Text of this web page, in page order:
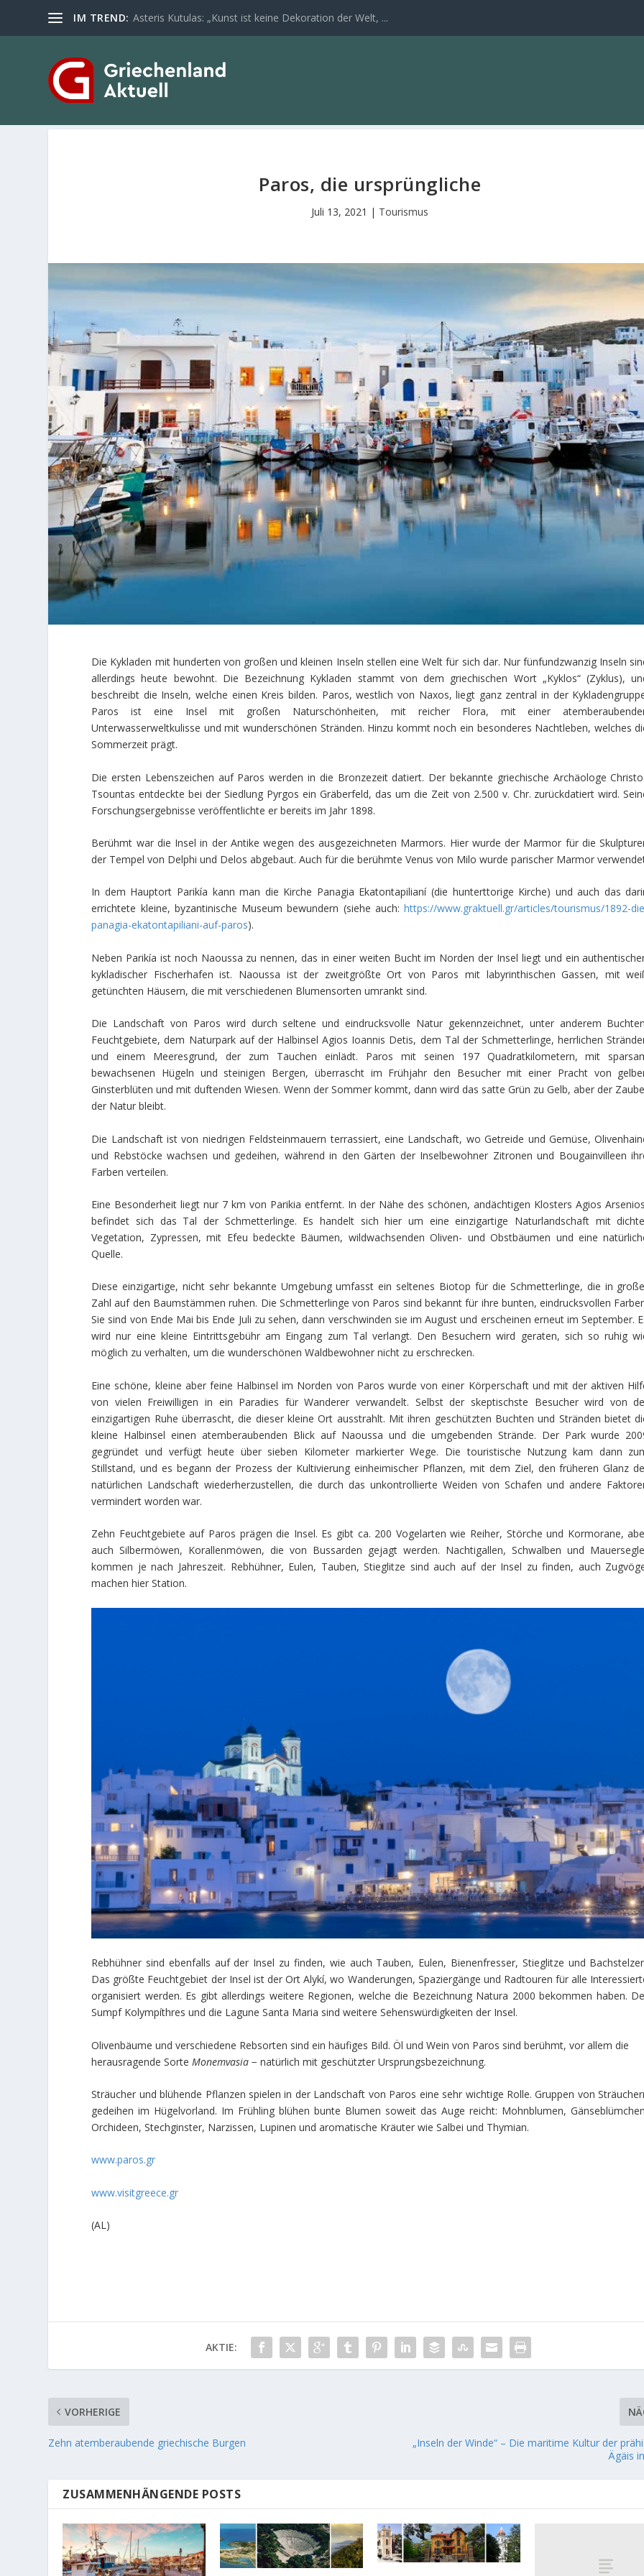
IM TREND: Asteris Kutulas: „Kunst ist keine Dekoration der Welt, ...
Paros, die ursprüngliche
Juli 13, 2021 | Tourismus
Die Kykladen mit hunderten von großen und kleinen Inseln stellen eine Welt für sich dar. Nur fünfundzwanzig Inseln
allerdings heute bewohnt. Die Bezeichnung Kykladen stammt von dem griechischen Wort „Kyklos“ (Zyklus),
beschreibt die Inseln, welche einen Kreis bilden. Paros, westlich von Naxos, liegt ganz zentral in der
Paros ist eine Insel mit großen Naturschönheiten, mit reicher Flora, mit einer
Unterwasserweltkulisse und mit wunderschönen Stränden. Hinzu kommt noch ein besonderes Nachtleben, welches
Sommerzeit prägt.
Die ersten Lebenszeichen auf Paros werden in die Bronzezeit datiert. Der bekannte griechische Archäologe
Tsountas entdeckte bei der Siedlung Pyrgos ein Gräberfeld, das um die Zeit von 2.500 v. Chr. zurückdatiert wird.
Forschungsergebnisse veröffentlichte er bereits im Jahr 1898.
Berühmt war die Insel in der Antike wegen des ausgezeichneten Marmors. Hier wurde der Marmor für die
der Tempel von Delphi und Delos abgebaut. Auch für die berühmte Venus von Milo wurde parischer Marmor
In dem Hauptort Parikía kann man die Kirche Panagia Ekatontapilianí (die hunterttorige Kirche) und auch das
errichtete kleine, byzantinische Museum bewundern (siehe auch:https://www.graktuell.gr/articles/tourismus/1892-
panagia-ekatontapiliani-auf-paros).
Neben Parikía ist noch Naoussa zu nennen, das in einer weiten Bucht im Norden der Insel liegt und ein
kykladischer Fischerhafen ist. Naoussa ist der zweitgrößte Ort von Paros mit labyrinthischen Gassen, mit
getünchten Häusern, die mit verschiedenen Blumensorten umrankt sind.
Die Landschaft von Paros wird durch seltene und eindrucksvolle Natur gekennzeichnet, unter anderem
Feuchtgebiete, dem Naturpark auf der Halbinsel Agios Ioannis Detis, dem Tal der Schmetterlinge, herrlichen
und einem Meeresgrund, der zum Tauchen einlädt. Paros mit seinen 197 Quadratkilometern, mit
bewachsenen Hügeln und steinigen Bergen, überrascht im Frühjahr den Besucher mit einer Pracht von
Ginsterblüten und mit duftenden Wiesen. Wenn der Sommer kommt, dann wird das satte Grün zu Gelb, aber der
der Natur bleibt.
Die Landschaft ist von niedrigen Feldsteinmauern terrassiert, eine Landschaft, wo Getreide und Gemüse,
und Rebstöcke wachsen und gedeihen, während in den Gärten der Inselbewohner Zitronen und Bougainvilleen
Farben verteilen.
Eine Besonderheit liegt nur 7 km von Parikia entfernt. In der Nähe des schönen, andächtigen Klosters Agios
befindet sich das Tal der Schmetterlinge. Es handelt sich hier um eine einzigartige Naturlandschaft mit
Vegetation, Zypressen, mit Efeu bedeckte Bäumen, wildwachsenden Oliven- und Obstbäumen und eine
Quelle.
Diese einzigartige, nicht sehr bekannte Umgebung umfasst ein seltenes Biotop für die Schmetterlinge, die in
Zahl auf den Baumstämmen ruhen. Die Schmetterlinge von Paros sind bekannt für ihre bunten, eindrucksvollen
Sie sind von Ende Mai bis Ende Juli zu sehen, dann verschwinden sie im August und erscheinen erneut im September.
wird nur eine kleine Eintrittsgebühr am Eingang zum Tal verlangt. Den Besuchern wird geraten, sich so ruhig
möglich zu verhalten, um die wunderschönen Waldbewohner nicht zu erschrecken.
Eine schöne, kleine aber feine Halbinsel im Norden von Paros wurde von einer Körperschaft und mit der aktiven
von vielen Freiwilligen in ein Paradies für Wanderer verwandelt. Selbst der skeptischste Besucher wird von
einzigartigen Ruhe überrascht, die dieser kleine Ort ausstrahlt. Mit ihren geschützten Buchten und Stränden bietet
kleine Halbinsel einen atemberaubenden Blick auf Naoussa und die umgebenden Strände. Der Park wurde
gegründet und verfügt heute über sieben Kilometer markierter Wege. Die touristische Nutzung kam dann
Stillstand, und es begann der Prozess der Kultivierung einheimischer Pflanzen, mit dem Ziel, den früheren Glanz
natürlichen Landschaft wiederherzustellen, die durch das unkontrollierte Weiden von Schafen und andere
vermindert worden war.
Zehn Feuchtgebiete auf Paros prägen die Insel. Es gibt ca. 200 Vogelarten wie Reiher, Störche und Kormorane,
auch Silbermöwen, Korallenmöwen, die von Bussarden gejagt werden. Nachtigallen, Schwalben und
kommen je nach Jahreszeit. Rebhühner, Eulen, Tauben, Stieglitze sind auch auf der Insel zu finden, auch
machen hier Station.
Rebhühner sind ebenfalls auf der Insel zu finden, wie auch Tauben, Eulen, Bienenfresser, Stieglitze und
Das größte Feuchtgebiet der Insel ist der Ort Alykí, wo Wanderungen, Spaziergänge und Radtouren für alle
organisiert werden. Es gibt allerdings weitere Regionen, welche die Bezeichnung Natura 2000 bekommen haben.
Sumpf Kolympíthres und die Lagune Santa Maria sind weitere Sehenswürdigkeiten der Insel.
Olivenbäume und verschiedene Rebsorten sind ein häufiges Bild. Öl und Wein von Paros sind berühmt, vor allem die
herausragende Sorte Monemvasia − natürlich mit geschützter Ursprungsbezeichnung.
Sträucher und blühende Pflanzen spielen in der Landschaft von Paros eine sehr wichtige Rolle. Gruppen von
gedeihen im Hügelvorland. Im Frühling blühen bunte Blumen soweit das Auge reicht: Mohnblumen,
Orchideen, Stechginster, Narzissen, Lupinen und aromatische Kräuter wie Salbei und Thymian.
www.paros.gr
www.visitgreece.gr
(AL)
AKTIE:
VORHERIGE
Zehn atemberaubende griechische Burgen
„Inseln der Winde“ – Die maritime Kultur der
Ägäis
ZUSAMMENHÄNGENDE POSTS